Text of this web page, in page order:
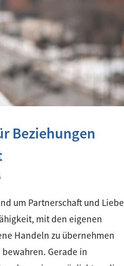
Beziehungen
um Partnerschaft und Liebe
mit den eigenen
Handeln zu übernehmen
Gerade in